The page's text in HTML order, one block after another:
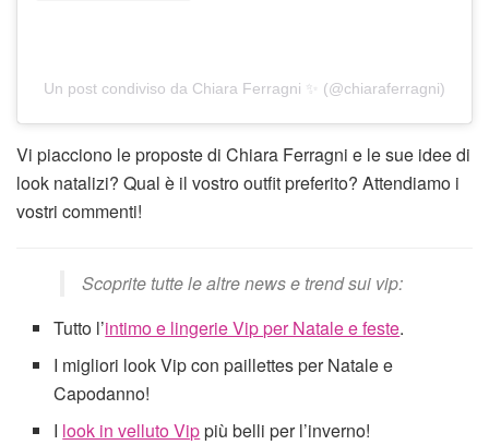
Un post condiviso da Chiara Ferragni ✨ (@chiaraferragni)
Vi piacciono le proposte di Chiara Ferragni e le sue idee di
look natalizi? Qual è il vostro outfit preferito? Attendiamo i
vostri commenti!
Scoprite tutte le altre news e trend sui vip:
Tutto l’intimo e lingerie Vip per Natale e feste.
I migliori look Vip con paillettes per Natale e
Capodanno!
I look in velluto Vippiù belli per l’inverno!